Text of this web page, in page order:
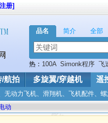
品名 简介 全部
热： 100A Simonk程序 飞
Mavic
/航拍 多旋翼/穿越机 遥
册]
无动力飞机、滑翔机、飞机配件、
动